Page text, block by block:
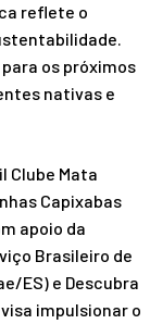
reflete o
os próximos
nativas e
Clube Mata
Capixabas
apoio da
Brasileiro de
ES) e Descubra
impulsionar o